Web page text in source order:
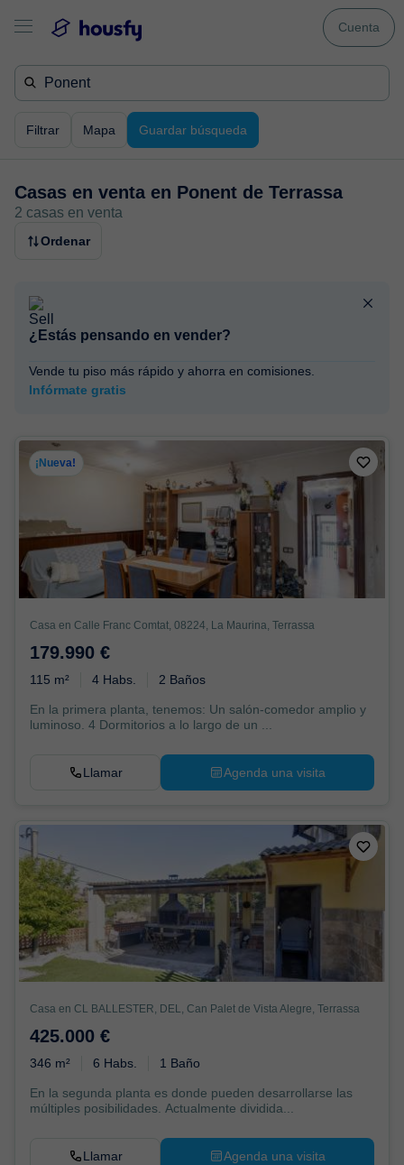
Cuenta
Filtrar Mapa Guardar búsqueda
Casas en venta en Ponent de Terrassa
2 casas en venta
Ordenar
¿Estás pensando en vender?
Vende tu piso más rápido y ahorra en comisiones.
Infórmate gratis
¡Nueva!
Casa en Calle Franc Comtat, 08224, La Maurina, Terrassa
179.990 €
115 m² 4 Habs. 2 Baños
En la primera planta, tenemos: Un salón-comedor amplio y
luminoso. 4 Dormitorios a lo largo de un ...
Llamar Agenda una visita
Casa en CL BALLESTER, DEL, Can Palet de Vista Alegre, Terrassa
425.000 €
346 m² 6 Habs. 1 Baño
En la segunda planta es donde pueden desarrollarse las
múltiples posibilidades. Actualmente dividida...
Llamar Agenda una visita